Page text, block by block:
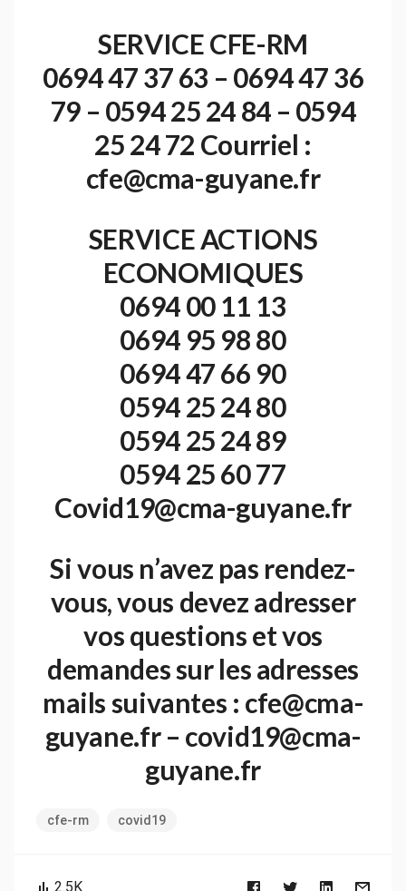
SERVICE CFE-RM
0694 47 37 63 – 0694 47 36
79 – 0594 25 24 84 – 0594
25 24 72 Courriel :
cfe@cma-guyane.fr
SERVICE ACTIONS
ECONOMIQUES
0694 00 11 13
0694 95 98 80
0694 47 66 90
0594 25 24 80
0594 25 24 89
0594 25 60 77
Covid19@cma-guyane.fr
Si vous n’avez pas rendez-
vous, vous devez adresser
vos questions et vos
demandes sur les adresses
mails suivantes : cfe@cma-
guyane.fr – covid19@cma-
guyane.fr
cfe-rm covid19
2.5K